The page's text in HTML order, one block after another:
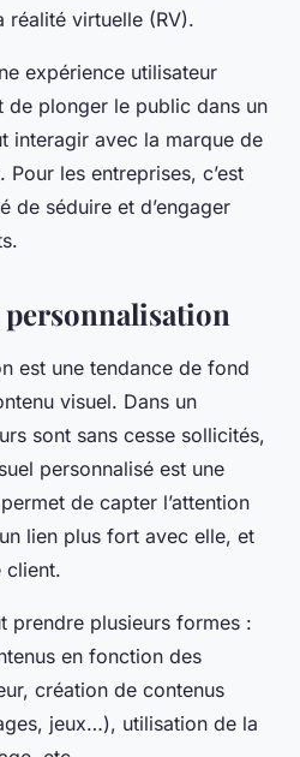
réalité virtuelle (RV).
expérience utilisateur
de plonger le public dans un
interagir avec la marque de
les entreprises, c’est
de séduire et d’engager
est une tendance de fond
visuel. Dans un
sont sans cesse sollicités,
personnalisé est une
de capter l’attention
lien plus fort avec elle, et
client.
prendre plusieurs formes :
en fonction des
création de contenus
jeux…), utilisation de la